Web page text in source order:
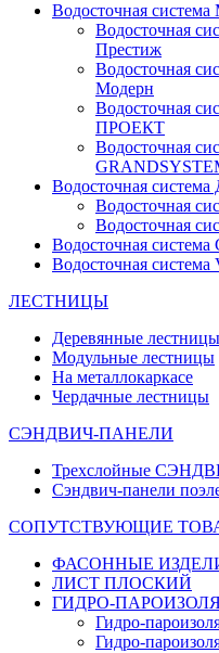
Водосточная
Водосточная
Престиж
Водосточная
Модерн
Водосточная
ПРОЕКТ
Водосточная
Водосточная
Водосточная
Водосточная
Водосточная
Водосточная система
ЛЕСТНИЦЫ
Деревянные лестницы
Модульные лестницы
На металлокаркасе
Чердачные лестницы
СЭНДВИЧ-ПАНЕЛИ
Трехслойные
Сэндвич-панели
СОПУТСТВУЮЩИЕ
ФАСОННЫЕ
ЛИСТ ПЛОСКИЙ
ГИДРО-
Гидро-
Гидро-